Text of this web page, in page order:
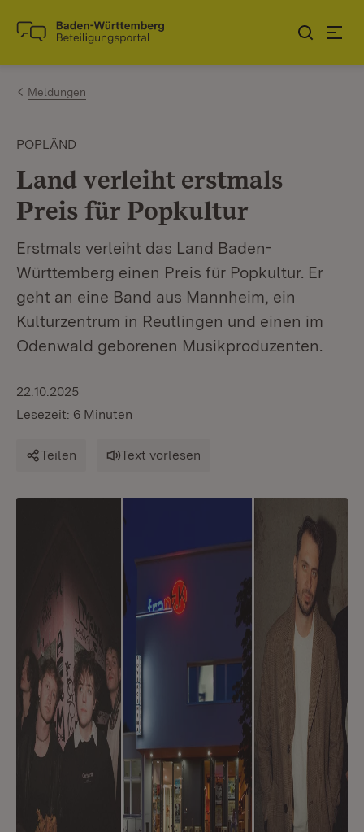
Zum Inhalt springen
Link zur Startseite
Meldungen
POPLÄND
Land verleiht erstmals
Preis für Popkultur
Erstmals verleiht das Land Baden-
Württemberg einen Preis für Popkultur. Er
geht an eine Band aus Mannheim, ein
Kulturzentrum in Reutlingen und einen im
Odenwald geborenen Musikproduzenten.
22.10.2025
Lesezeit: 6 Minuten
Teilen Text vorlesen